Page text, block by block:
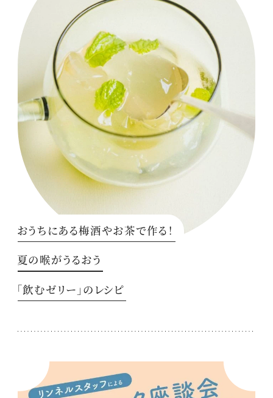
おうちにある梅酒やお茶で作る！
夏の喉がうるおう
「飲むゼリー」のレシピ